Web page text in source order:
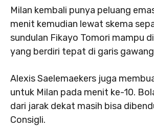
Milan kembali punya peluang
menit kemudian lewat skema
sundulan Fikayo Tomori mampu
yang berdiri tepat di garis
Alexis Saelemaekers juga
untuk Milan pada menit ke-10.
dari jarak dekat masih bisa
Consigli.